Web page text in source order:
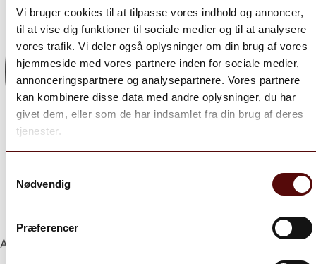
Vi bruger cookies til at tilpasse vores indhold og annoncer,
til at vise dig funktioner til sociale medier og til at analysere
vores trafik. Vi deler også oplysninger om din brug af vores
hjemmeside med vores partnere inden for sociale medier,
annonceringspartnere og analysepartnere. Vores partnere
kan kombinere disse data med andre oplysninger, du har
givet dem, eller som de har indsamlet fra din brug af deres
tjenester.
Nødvendig
Præferencer
Aug 5